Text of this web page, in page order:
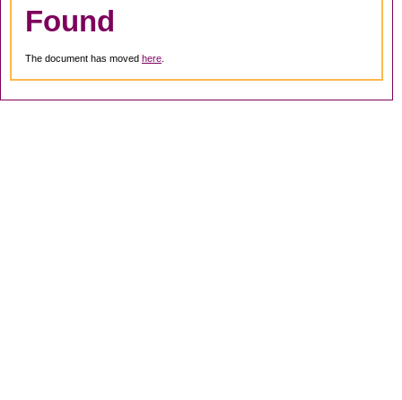
Found
The document has moved here